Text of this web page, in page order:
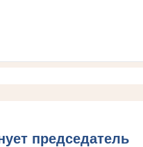
председатель